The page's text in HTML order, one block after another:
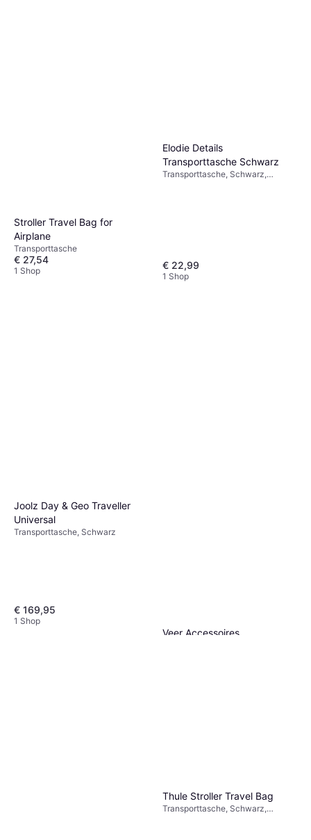
Stroller Travel Bag for
Airplane
Transporttasche
€ 27,54
1 Shop
Elodie Details
Transporttasche Schwarz
Transporttasche, Schwarz,
€ 22,99
1 Shop
Joolz Day & Geo Traveller
Universal
Transporttasche, Schwarz
€ 169,95
1 Shop
Veer Accessoires
Thule Stroller Travel Bag
Transporttasche, Schwarz,